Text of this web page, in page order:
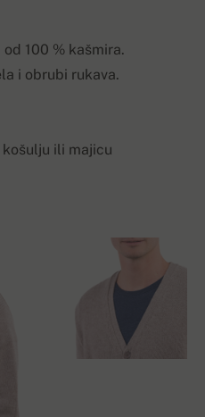
100 % kašmira.
i obrubi rukava.
ili majicu